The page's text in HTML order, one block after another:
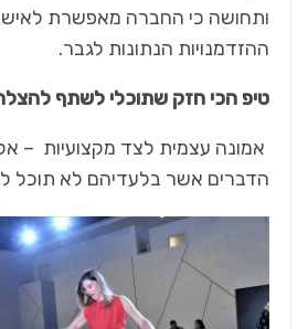
ותחושה כי החברה מאפשרת
ההזדמנויות הנתונות לגבר.
טיפ הכי חזק שתוכלי לשתף
אמונה עצמית לצד מקצועיות –
הדברים אשר בלעדיהם לא תוכל